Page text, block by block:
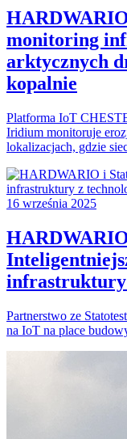
monitoring
arktycznych
kopalnie
Platforma IoT
Iridium monitoruje
lokalizacjach, gdzie
16 września 2025
infrastruktury
Partnerstwo ze
na IoT na place